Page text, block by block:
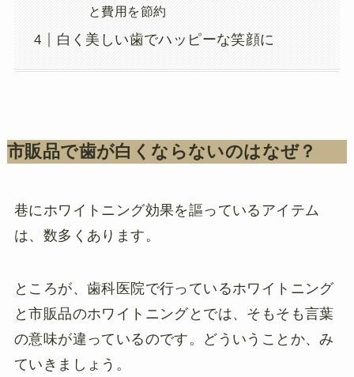
と費用を節約
白く美しい歯でハッピーな笑顔に
市販品で歯が白くならないのはなぜ？
巷にホワイトニング効果を謳っているアイテム
は、数多くあります。
ところが、歯科医院で行っているホワイトニング
と市販品のホワイトニングとでは、そもそも言葉
の意味が違っているのです。どういうことか、み
ていきましょう。